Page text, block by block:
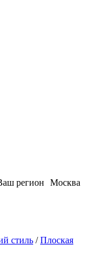
Москва
регион
стиль /Плоская